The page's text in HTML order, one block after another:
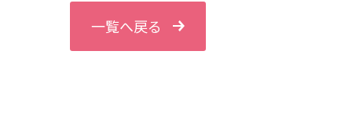
一覧へ戻る